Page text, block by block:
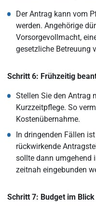
Der Antrag kann vom
werden. Angehörige
Vorsorgevollmacht,
gesetzliche Betreuung
Schritt 6: Frühzeitig
Stellen Sie den Antrag
Kurzzeitpflege. So
Kostenübernahme.
In dringenden Fällen
rückwirkende
sollte dann umgehend
zeitnah eingebunden
Schritt 7: Budget im